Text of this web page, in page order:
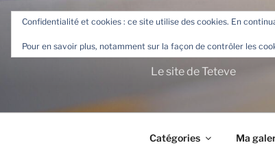
contenu
principal
Le site de Teteve
Catégories Ma
Confidentialité et cookies : ce site utilise des cookies. En
Pour en savoir plus, notamment sur la façon de contrôler les